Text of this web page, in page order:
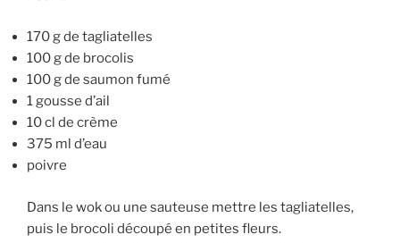
170 g de tagliatelles
100 g de brocolis
100 g de saumon fumé
1 gousse d’ail
10 cl de crème
375 ml d’eau
poivre
Dans le wok ou une sauteuse mettre les tagliatelles,
puis le brocoli découpé en petites fleurs.